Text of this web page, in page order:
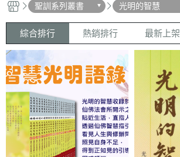
聖訓系列叢書 光明的智慧
綜合排行 熱銷排行 最新上架